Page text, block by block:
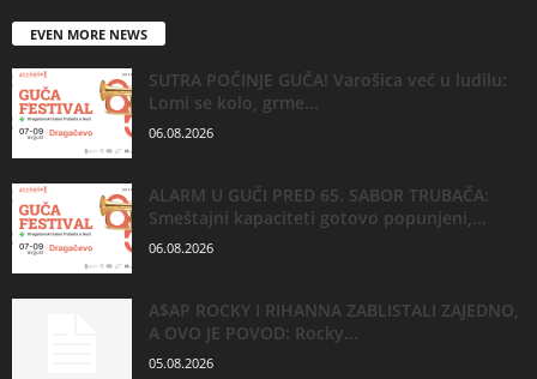
EVEN MORE NEWS
SUTRA POČINJE GUČA! Varošica već u ludilu:
Lomi se kolo, grme...
06.08.2026
ALARM U GUČI PRED 65. SABOR TRUBAČA:
Smeštajni kapaciteti gotovo popunjeni,...
06.08.2026
A$AP ROCKY I RIHANNA ZABLISTALI ZAJEDNO,
A OVO JE POVOD: Rocky...
05.08.2026